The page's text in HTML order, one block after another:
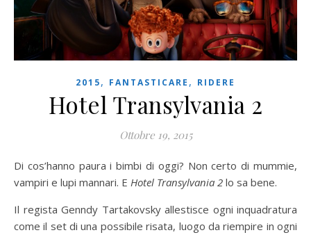
2015, FANTASTICARE , RIDERE
Hotel Transylvania 2
Ottobre 19, 2015
Di cos’hanno paura i bimbi di oggi? Non certo di mummie,
vampiri e lupi mannari. E Hotel Transylvania 2 lo sa bene.
Il regista Genndy Tartakovsky allestisce ogni inquadratura
come il set di una possibile risata, luogo da riempire in ogni